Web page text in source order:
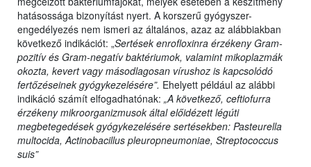
hatásossága bizonyítást nyert. A korszerű gyógyszer-
engedélyezés nem ismeri az általános, azaz az alábbiakban
következő indikációt: „Sertések enrofloxinra érzékeny Gram-
pozitív és Gram-negatív baktériumok, valamint mikoplazmák
okozta, kevert vagy másodlagosan vírushoz is kapcsolódó
fertőzéseinek gyógykezelésére”. Ehelyett például az alábbi
indikáció számít elfogadhatónak: „A következő, ceftiofurra
érzékeny mikroorganizmusok által előidézett légúti
megbetegedések gyógykezelésére sertésekben: Pasteurella
multocida, Actinobacillus pleuropneumoniae, Streptococcus
suis”